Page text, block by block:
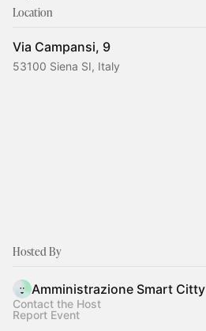
Location
Via Campansi, 9
53100 Siena SI, Italy
Hosted By
Amministrazione Smart Citty
Contact the Host
Report Event